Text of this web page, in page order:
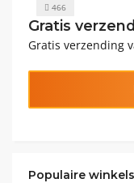
466
Gratis
Gratis verzending
Populaire winkels